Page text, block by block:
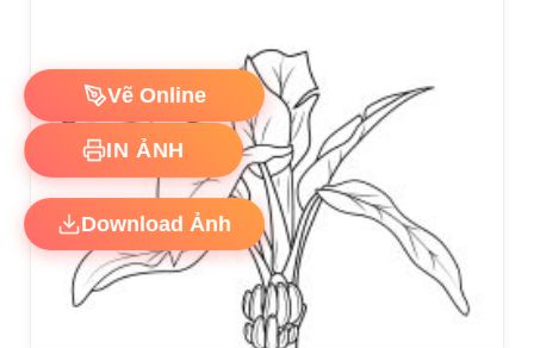
Vẽ Online
IN ẢNH
Download Ảnh